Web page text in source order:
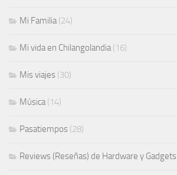
Mi Familia(24)
Mi vida en Chilangolandia(16)
Mis viajes (30)
Música(14)
Pasatiempos (28)
Reviews (Reseñas) de Hardware y Gadgets